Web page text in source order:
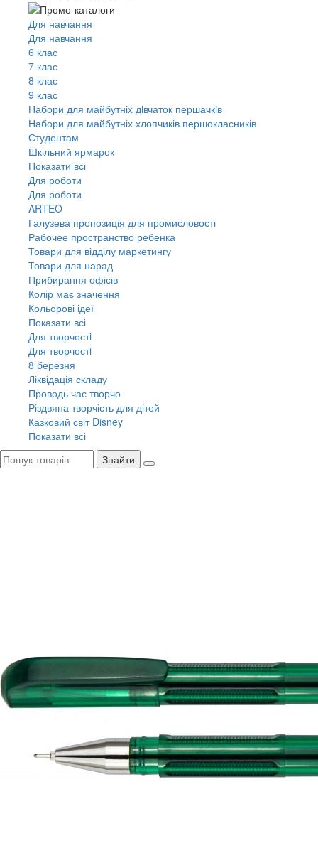
Для навчання
Для навчання
6 клас
7 клас
8 клас
9 клас
Набори для майбутніх дiвчаток першачкiв
Набори для майбутніх хлопчиків першокласників
Студентам
Шкільний ярмарок
Показати всі
Для роботи
Для роботи
ARTEO
Галузева пропозиція для промисловості
Рабочее пространство ребенка
Товари для відділу маркетингу
Товари для нарад
Прибирання офісів
Колір має значення
Кольорові ідеї
Показати всі
Для творчостi
Для творчостi
8 березня
Ліквідація складу
Проводь час творчо
Різдвяна творчість для дітей
Казковий світ Disney
Показати всі
Знайти